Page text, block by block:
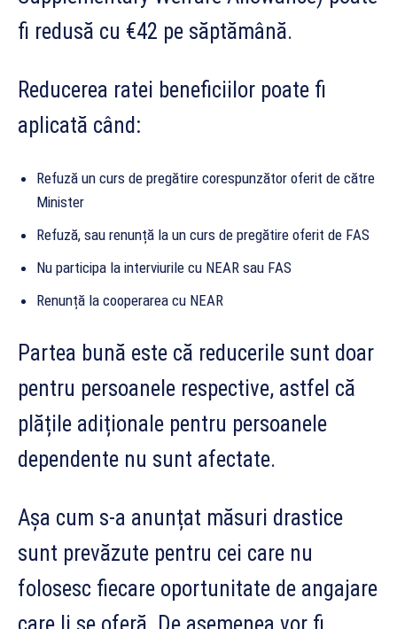
fi redusă cu €42 pe săptămână.
Reducerea ratei beneficiilor poate fi
aplicată când:
Refuză un curs de pregătire corespunzător oferit de către
Minister
Refuză, sau renunță la un curs de pregătire oferit de FAS
Nu participa la interviurile cu NEAR sau FAS
Renunță la cooperarea cu NEAR
Partea bună este că reducerile sunt doar
pentru persoanele respective, astfel că
plățile adiționale pentru persoanele
dependente nu sunt afectate.
Așa cum s-a anunțat măsuri drastice
sunt prevăzute pentru cei care nu
folosesc fiecare oportunitate de angajare
care li se oferă. De asemenea vor fi